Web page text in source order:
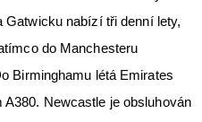
Gatwicku nabízí tři denní lety,
do Manchesteru
Birminghamu létá Emirates
Newcastle je obsluhován